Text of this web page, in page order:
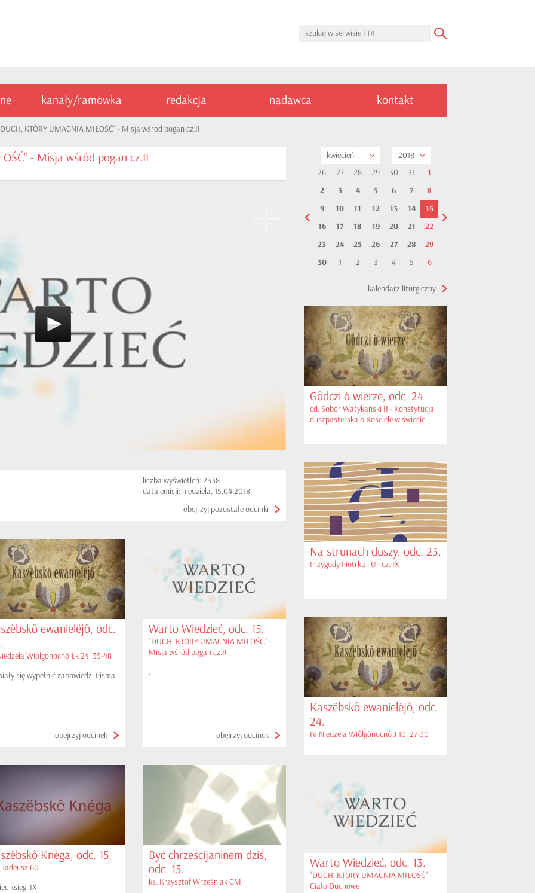
kanały/ramówka redakcja nadawca kontakt
KTÓRY UMACNIA MIŁOŚĆ" - Misja wśród pogan cz.II
- Misja wśród pogan cz.II
liczba wyświetleń: 2338
data emisji: niedziela, 15.04.2018
obejrzyj pozostałe odcinki
ewanielëjô, odc.
Wiôlgònocnô Łk 24, 35-48
się wypełnić zapowiedzi Pisma
obejrzyj odcinek
Warto Wiedzieć, odc. 15.
"DUCH, KTÓRY UMACNIA MIŁOŚĆ" -
Misja wśród pogan cz.II
.
obejrzyj odcinek
Knéga, odc. 15.
Tadeusz 60
księgi IX
Być chrześcijaninem dziś,
odc. 15.
ks. Krzysztof Wrześniak CM
kwiecień
2018
26
27 28 29 30 31
1
2
3 4 5 6 7
8
9
10 11 12 13 14
15
16
17 18 19 20 21
22
23
24 25 26 27 28
29
30
1 2 3 4 5 6
kalendarz liturgiczny
Gôdczi ò wierze, odc. 24.
cd. Sobór Watykański II - Konstytucja
duszpasterska o Kościele w świecie
Na strunach duszy, odc. 23.
Przygody Piotrka i Uli cz. IX
Kaszëbskô ewanielëjô, odc.
24.
IV Niedzela Wiôlgònocnô J 10, 27-30
Warto Wiedzieć, odc. 13.
"DUCH, KTÓRY UMACNIA MIŁOŚĆ" -
Ciało Duchowe